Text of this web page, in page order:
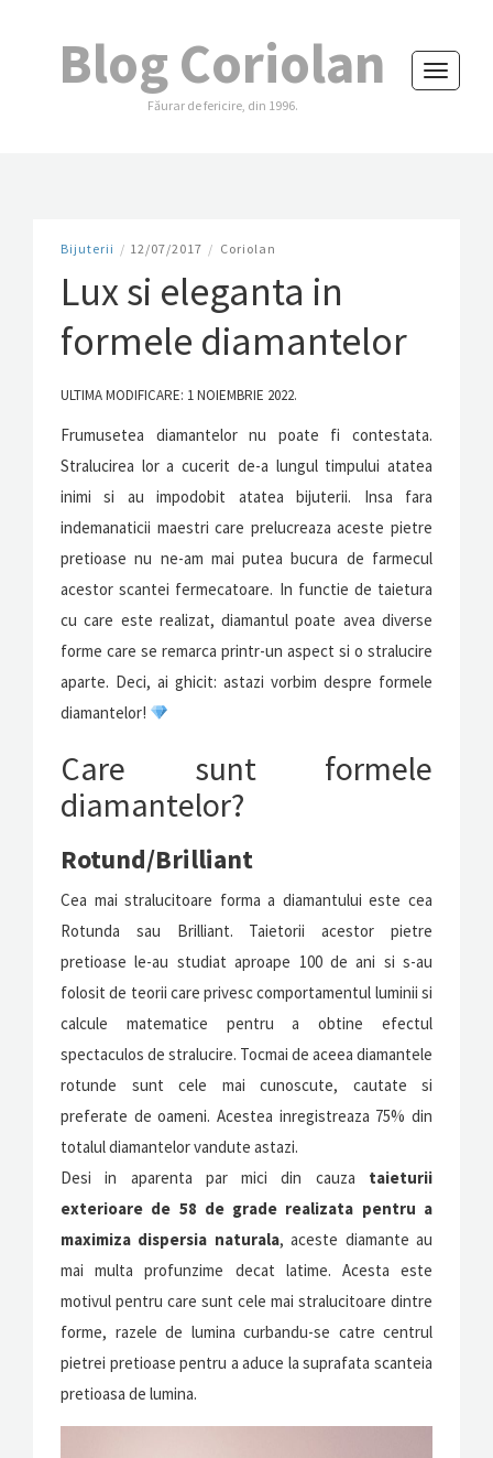
Blog Coriolan
Făurar de fericire, din 1996.
Toggle
Bijuterii / 12/07/2017 / Coriolan
Lux si eleganta in
formele diamantelor
ULTIMA MODIFICARE: 1 NOIEMBRIE 2022.
Frumusetea diamantelor nu poate fi contestata.
Stralucirea lor a cucerit de-a lungul timpului atatea
inimi si au impodobit atatea bijuterii. Insa fara
indemanaticii maestri care prelucreaza aceste pietre
pretioase nu ne-am mai putea bucura de farmecul
acestor scantei fermecatoare. In functie de taietura
cu care este realizat, diamantul poate avea diverse
forme care se remarca printr-un aspect si o stralucire
aparte. Deci, ai ghicit: astazi vorbim despre formele
diamantelor!
Care sunt formele
diamantelor?
Rotund/Brilliant
Cea mai stralucitoare forma a diamantului este cea
Rotunda sau Brilliant. Taietorii acestor pietre
pretioase le-au studiat aproape 100 de ani si s-au
folosit de teorii care privesc comportamentul luminii si
calcule matematice pentru a obtine efectul
spectaculos de stralucire. Tocmai de aceea diamantele
rotunde sunt cele mai cunoscute, cautate si
preferate de oameni. Acestea inregistreaza 75% din
totalul diamantelor vandute astazi.
Desi in aparenta par mici din cauza taieturii
exterioare de 58 de grade realizata pentru a
maximiza dispersia naturala, aceste diamante au
mai multa profunzime decat latime. Acesta este
motivul pentru care sunt cele mai stralucitoare dintre
forme, razele de lumina curbandu-se catre centrul
pietrei pretioase pentru a aduce la suprafata scanteia
pretioasa de lumina.